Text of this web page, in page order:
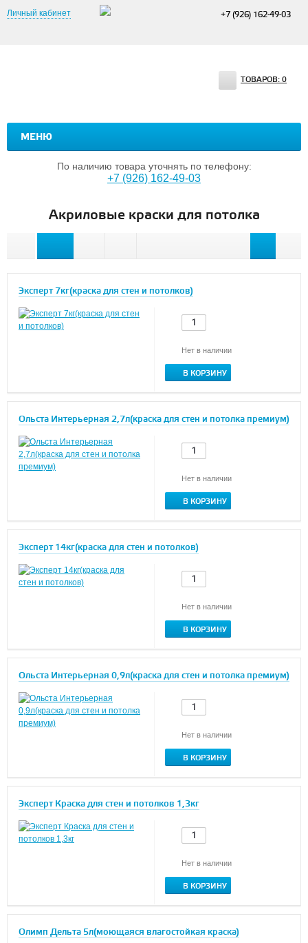
Личный кабинет +7 (926) 162-49-03
МЕНЮ
ТОВАРОВ: 0
По наличию товара уточнять по телефону:
+7 (926) 162-49-03
Акриловые краски для потолка
Эксперт 7кг(краска для стен и потолков)
Нет в наличии
В КОРЗИНУ
Ольста Интерьерная 2,7л(краска для стен и потолка премиум)
Нет в наличии
В КОРЗИНУ
Эксперт 14кг(краска для стен и потолков)
Нет в наличии
В КОРЗИНУ
Ольста Интерьерная 0,9л(краска для стен и потолка премиум)
Нет в наличии
В КОРЗИНУ
Эксперт Краска для стен и потолков 1,3кг
Нет в наличии
В КОРЗИНУ
Олимп Дельта 5л(моющаяся влагостойкая краска)